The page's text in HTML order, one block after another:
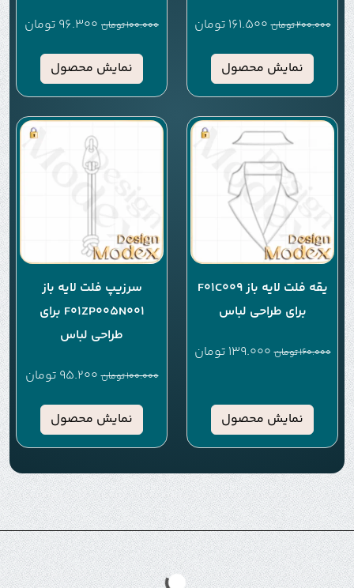
200.000تومان 161.500 تومان
نمایش محصول
100.000تومان 96.300 تومان
نمایش محصول
یقه فلت لایه باز F01C009
برای طراحی لباس
160.000تومان 139.000 تومان
نمایش محصول
سرزیپ فلت لایه باز
F01ZP005N001 برای
طراحی لباس
100.000تومان 95.200 تومان
نمایش محصول